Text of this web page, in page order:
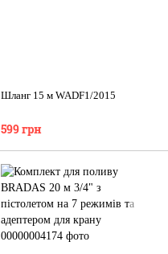
Шланг 15 м WADF1/2015
599 грн